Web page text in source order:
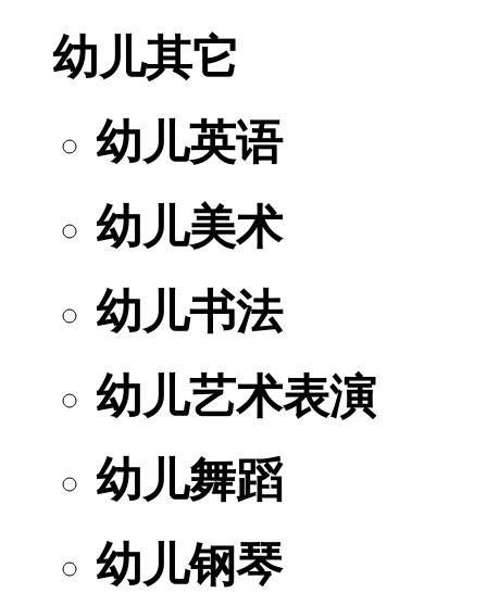
幼儿其它
幼儿英语
幼儿美术
幼儿书法
幼儿艺术表演
幼儿舞蹈
幼儿钢琴